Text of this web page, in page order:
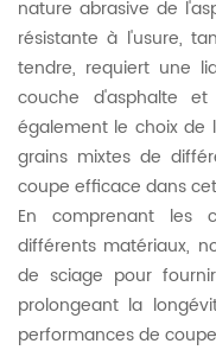
nature abrasive de
résistante à l'usure,
tendre, requiert une
couche d'asphalte
également le choix de
grains mixtes de
coupe efficace dans
En comprenant les
différents matériaux,
de sciage pour
prolongeant la
performances de